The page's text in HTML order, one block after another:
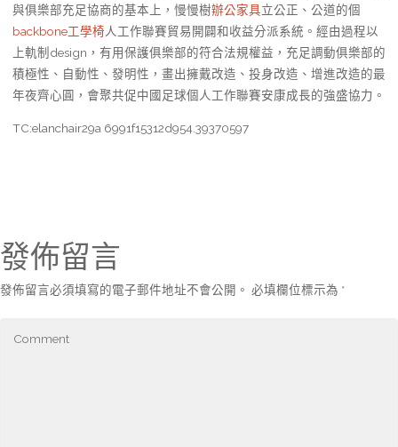
與俱樂部充足協商的基本上，慢慢樹辦公家具立公正、公道的個
backbone工學椅人工作聯賽貿易開闢和收益分派系統。經由過程以
上軌制design，有用保護俱樂部的符合法規權益，充足調動俱樂部的
積極性、自動性、發明性，畫出擁戴改造、投身改造、增進改造的最
年夜齊心圓，會聚共促中國足球個人工作聯賽安康成長的強盛協力。
TC:elanchair29a 6991f15312d954.39370597
發佈留言
發佈留言必須填寫的電子郵件地址不會公開。 必填欄位標示為 *